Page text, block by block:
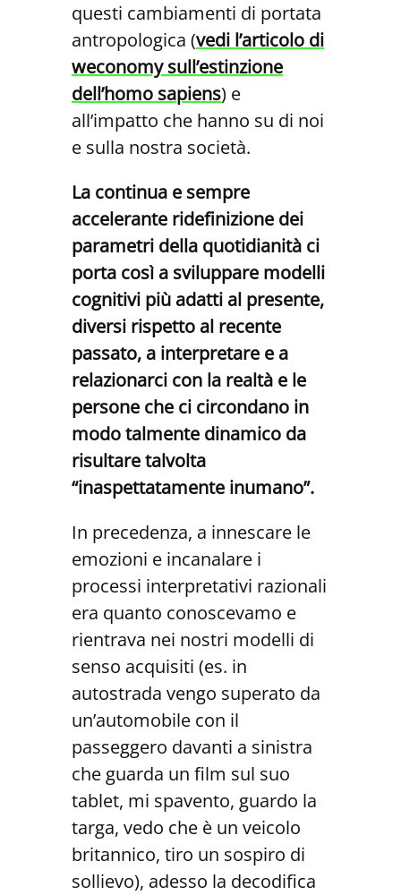
questi cambiamenti di portata
antropologica (vedi l’articolo di
weconomy sull’estinzione
dell’homo sapiens) e
all’impatto che hanno su di noi
e sulla nostra società.
La continua e sempre
accelerante ridefinizione dei
parametri della quotidianità ci
porta così a sviluppare modelli
cognitivi più adatti al presente,
diversi rispetto al recente
passato, a interpretare e a
relazionarci con la realtà e le
persone che ci circondano in
modo talmente dinamico da
risultare talvolta
“inaspettatamente inumano”.
In precedenza, a innescare le
emozioni e incanalare i
processi interpretativi razionali
era quanto conoscevamo e
rientrava nei nostri modelli di
senso acquisiti (es. in
autostrada vengo superato da
un’automobile con il
passeggero davanti a sinistra
che guarda un film sul suo
tablet, mi spavento, guardo la
targa, vedo che è un veicolo
britannico, tiro un sospiro di
sollievo), adesso la decodifica